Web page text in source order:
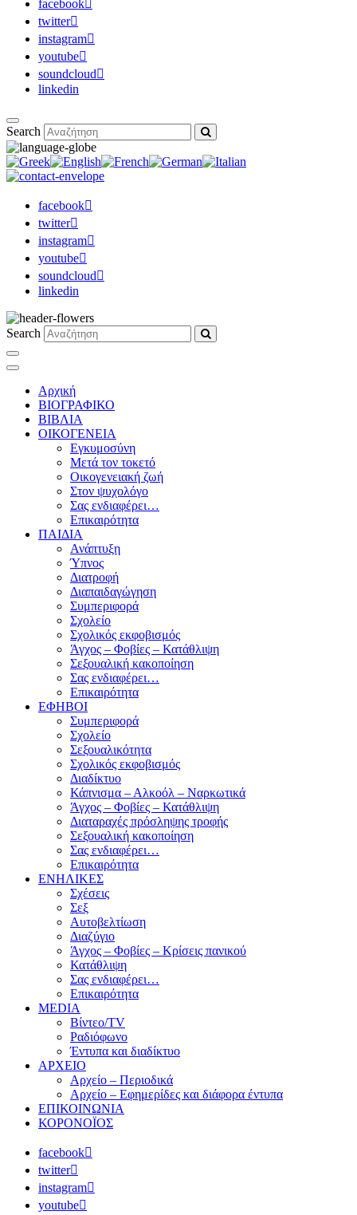
facebook
twitter
instagram
youtube
soundcloud
linkedin
Search
facebook
twitter
instagram
youtube
soundcloud
linkedin
Search
Αρχική
ΒΙΟΓΡΑΦΙΚΟ
ΒΙΒΛΙΑ
ΟΙΚΟΓΕΝΕΙΑ
Εγκυμοσύνη
Μετά τον τοκετό
Οικογενειακή ζωή
Στον ψυχολόγο
Σας ενδιαφέρει…
Επικαιρότητα
ΠΑΙΔΙΑ
Ανάπτυξη
Ύπνος
Διατροφή
Διαπαιδαγώγηση
Συμπεριφορά
Σχολείο
Σχολικός εκφοβισμός
Άγχος – Φοβίες – Κατάθλιψη
Σεξουαλική κακοποίηση
Σας ενδιαφέρει…
Επικαιρότητα
ΕΦΗΒΟΙ
Συμπεριφορά
Σχολείο
Σεξουαλικότητα
Σχολικός εκφοβισμός
Διαδίκτυο
Κάπνισμα – Αλκοόλ – Ναρκωτικά
Άγχος – Φοβίες – Κατάθλιψη
Διαταραχές πρόσληψης τροφής
Σεξουαλική κακοποίηση
Σας ενδιαφέρει…
Επικαιρότητα
ΕΝΗΛΙΚΕΣ
Σχέσεις
Σεξ
Αυτοβελτίωση
Διαζύγιο
Άγχος – Φοβίες – Κρίσεις πανικού
Κατάθλιψη
Σας ενδιαφέρει…
Επικαιρότητα
MEDIA
Βίντεο/TV
Ραδιόφωνο
Έντυπα και διαδίκτυο
ΑΡΧΕΙΟ
Αρχείο – Περιοδικά
Αρχείο – Εφημερίδες και διάφορα έντυπα
ΕΠΙΚΟΙΝΩΝΙΑ
ΚΟΡΟΝΟΪΟΣ
facebook
twitter
instagram
youtube